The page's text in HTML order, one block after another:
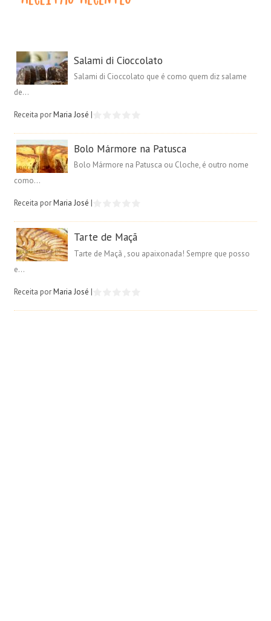
Salami di Cioccolato
Salami di Cioccolato que é como quem diz salame
de...
Receita porMaria José |
Bolo Mármore na Patusca
Bolo Mármore na Patusca ou Cloche, é outro nome
como...
Receita porMaria José |
Tarte de Maçã
Tarte de Maçã , sou apaixonada! Sempre que posso
e...
Receita porMaria José |